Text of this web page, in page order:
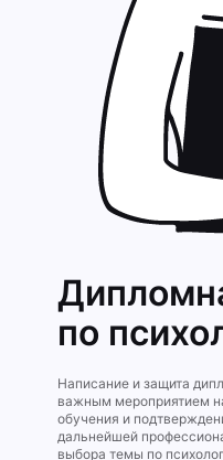
по
Написание и защита
важным мероприятием
обучения и
дальнейшей
выбора темы по